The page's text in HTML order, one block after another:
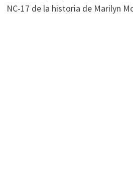
NC-17 de la historia de Marilyn